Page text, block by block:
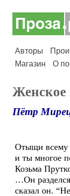
Авторы
Магазин
О
Женское
Пётр
Отыщи всему
и ты многое
Козьма
…Он
сказал он.